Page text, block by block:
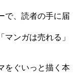
で、読者の手に届
ンガは売れる」
をぐいっと描く本